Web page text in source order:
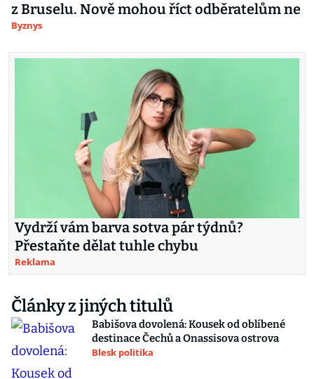
z Bruselu. Nově mohou říct odběratelům ne
Byznys
Vydrží vám barva sotva pár týdnů?
Přestaňte dělat tuhle chybu
Reklama
Články z jiných titulů
Babišova dovolená: Kousek od oblíbené
destinace Čechů a Onassisova ostrova
Blesk politika